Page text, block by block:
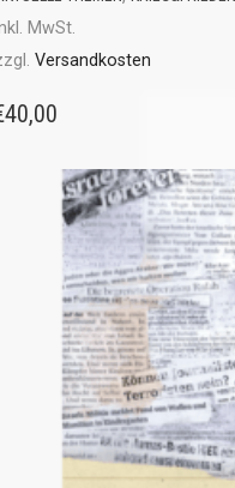
MwSt.
Versandkosten
40,00